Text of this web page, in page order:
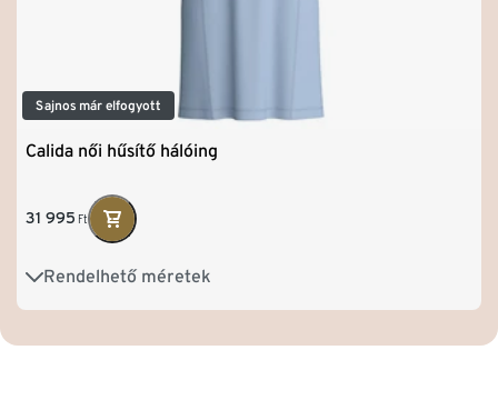
Sajnos már elfogyott
Calida női hűsítő hálóing
31 995 Ft
Rendelhető méretek
XS S M L